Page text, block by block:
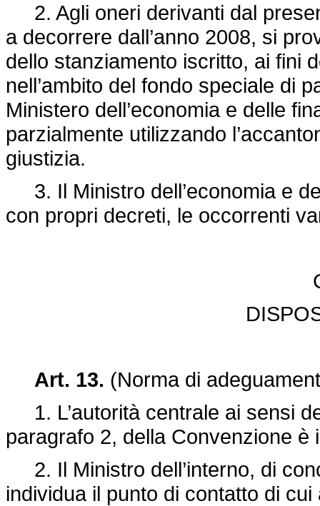
2. Agli oneri derivanti dal
a decorrere dall’anno 2008, si
dello stanziamento iscritto, ai fini
nell’ambito del fondo speciale di
Ministero dell’economia e delle
parzialmente utilizzando
giustizia.
3. Il Ministro dell’economia e
con propri decreti, le occorrenti
Art. 13. (Norma di
1. L’autorità centrale ai sensi
paragrafo 2, della Convenzione è
2. Il Ministro dell’interno, di
individua il punto di contatto di